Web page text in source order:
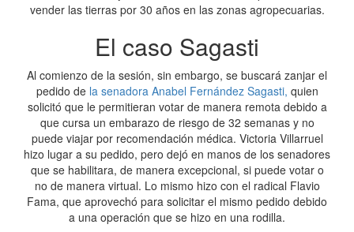
vender las tierras por 30 años en las zonas agropecuarias.
El caso Sagasti
Al comienzo de la sesión, sin embargo, se buscará zanjar el
pedido de la senadora Anabel Fernández Sagasti, quien
solicitó que le permitieran votar de manera remota debido a
que cursa un embarazo de riesgo de 32 semanas y no
puede viajar por recomendación médica. Victoria Villarruel
hizo lugar a su pedido, pero dejó en manos de los senadores
que se habilitara, de manera excepcional, si puede votar o
no de manera virtual. Lo mismo hizo con el radical Flavio
Fama, que aprovechó para solicitar el mismo pedido debido
a una operación que se hizo en una rodilla.